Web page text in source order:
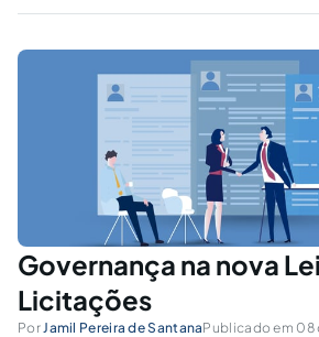
responsabilização.
Governança na nova
Licitações
Por Jamil Pereira de SantanaPublicado em 08